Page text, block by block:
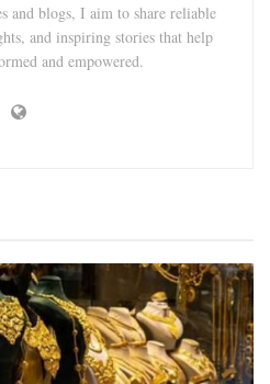
and blogs, I aim to share reliable
and inspiring stories that help
and empowered.